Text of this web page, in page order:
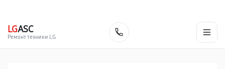
LGASC
Ремонт техники LG